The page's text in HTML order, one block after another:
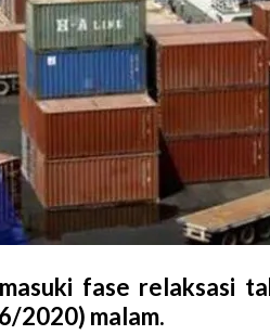
fase relaksasi
2020) malam.